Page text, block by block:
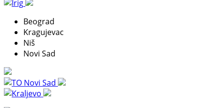
Beograd
Kragujevac
Niš
Novi Sad